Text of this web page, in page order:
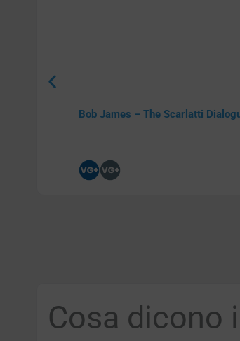
Bob James – The Scarlatti
Cosa dicono